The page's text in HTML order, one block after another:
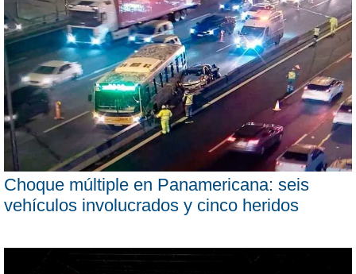
Choque múltiple en Panamericana: seis
vehículos involucrados y cinco heridos